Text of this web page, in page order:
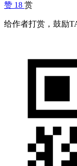
赞 18 赏
给作者打赏，鼓励